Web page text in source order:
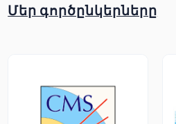
Մեր գործընկերները